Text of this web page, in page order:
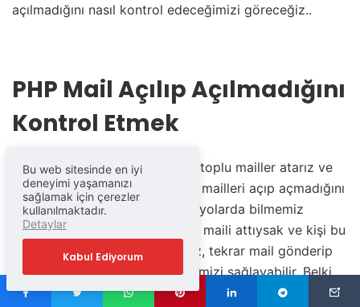
açılmadığını nasıl kontrol edeceğimizi göreceğiz..
PHP Mail Açılıp Açılmadığını
Kontrol Etmek
Bazen sistemlerimiz üzerinden toplu mailler atarız ve
mail gönderdiğimiz kişilerin bu mailleri açıp açmadığını
merak ederiz. Hatta bazı senaryolarda bilmemiz
gerekir. Özellikle bir kampanya maili attıysak ve kişi bu
maili açmadıysa bunu bilmemiz, tekrar mail gönderip
göndermememize karar vermemizi sağlayabilir. Belki
maili açtıysa ama bir etkileşimde bulunmadıysa neden
Bu web sitesinde en iyi
deneyimi yaşamanızı
sağlamak için çerezler
kullanılmaktadır.
Detaylar
Kabul Ediyorum